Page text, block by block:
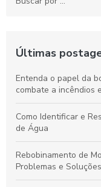
Últimas
Entenda o papel da
combate a incêndios
Como Identificar e
de Água
Rebobinamento de
Problemas e